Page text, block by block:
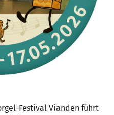
Festival Vianden führt